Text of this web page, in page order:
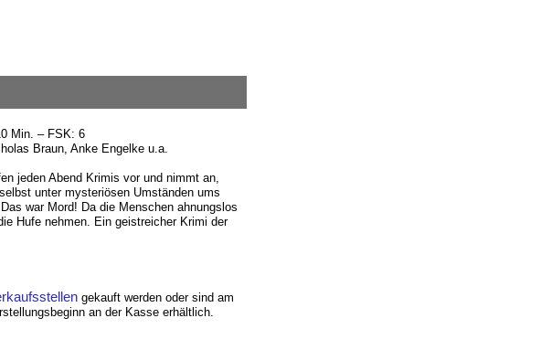
Min. – FSK: 6
Braun, Anke Engelke u.a.
jeden Abend Krimis vor und nimmt an,
unter mysteriösen Umständen ums
war Mord! Da die Menschen ahnungslos
Hufe nehmen. Ein geistreicher Krimi der
gekauft werden oder sind am
an der Kasse erhältlich.